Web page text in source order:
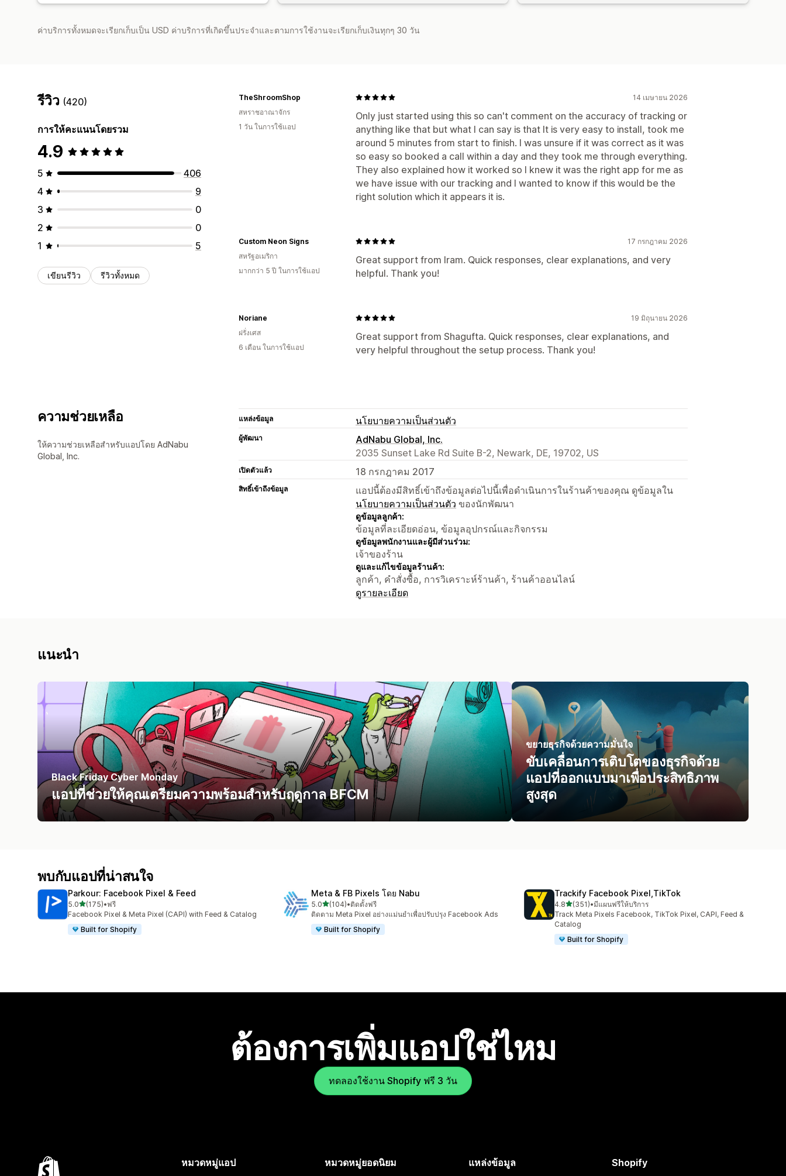
ค่าบริการทั้งหมดจะเรียกเก็บเป็น USD ค่าบริการที่เกิดขึ้นประจำและตามการใช้งานจะเรียกเก็บเงินทุกๆ 30 วัน
รีวิว (420)
การให้คะแนนโดยรวม
4.9
5
406
4
9
3
0
2
0
1
5
เขียนรีวิว รีวิวทั้งหมด
14 เมษายน 2026
Only just started using this so can't comment on the accuracy of tracking or
anything like that but what I can say is that It is very easy to install, took me
around 5 minutes from start to finish. I was unsure if it was correct as it was
so easy so booked a call within a day and they took me through everything.
They also explained how it worked so I knew it was the right app for me as
we have issue with our tracking and I wanted to know if this would be the
right solution which it appears it is.
TheShroomShop
สหราชอาณาจักร
1 วัน ในการใช้แอป
17 กรกฎาคม 2026
Great support from Iram. Quick responses, clear explanations, and very
helpful. Thank you!
Custom Neon Signs
สหรัฐอเมริกา
มากกว่า 5 ปี ในการใช้แอป
19 มิถุนายน 2026
Great support from Shagufta. Quick responses, clear explanations, and
very helpful throughout the setup process. Thank you!
Noriane
ฝรั่งเศส
6 เดือน ในการใช้แอป
ความช่วยเหลือ
ให้ความช่วยเหลือสำหรับแอปโดย AdNabu
Global, Inc.
แหล่งข้อมูล นโยบายความเป็นส่วนตัว
ผู้พัฒนา
AdNabu Global, Inc.
2035 Sunset Lake Rd Suite B-2, Newark, DE, 19702, US
เปิดตัวแล้ว 18 กรกฎาคม 2017
สิทธิ์เข้าถึงข้อมูล
แอปนี้ต้องมีสิทธิ์เข้าถึงข้อมูลต่อไปนี้เพื่อดำเนินการในร้านค้าของคุณ ดูข้อมูลใน
นโยบายความเป็นส่วนตัว ของนักพัฒนา
ดูข้อมูลลูกค้า:
ข้อมูลที่ละเอียดอ่อน, ข้อมูลอุปกรณ์และกิจกรรม
ดูข้อมูลพนักงานและผู้มีส่วนร่วม:
เจ้าของร้าน
ดูและแก้ไขข้อมูลร้านค้า:
ลูกค้า, คำสั่งซื้อ, การวิเคราะห์ร้านค้า, ร้านค้าออนไลน์
ดูรายละเอียด
แนะนำ
Black Friday Cyber Monday
แอปที่ช่วยให้คุณเตรียมความพร้อมสำหรับฤดูกาล BFCM
ขยายธุรกิจด้วยความมั่นใจ
ขับเคลื่อนการเติบโตของธุรกิจด้วย
แอปที่ออกแบบมาเพื่อประสิทธิภาพ
สูงสุด
พบกับแอปที่น่าสนใจ
Parkour: Facebook Pixel & Feed
5.0เต็ม 5 ดาว
(175)
ทั้งหมด 175 รีวิว
•ฟรี
Facebook Pixel & Meta Pixel (CAPI) with Feed & Catalog
Built for Shopify
Meta & FB Pixels โดย Nabu
5.0เต็ม 5 ดาว
(104)
ทั้งหมด 104 รีวิว
•ติดตั้งฟรี
ติดตาม Meta Pixel อย่างแม่นยำเพื่อปรับปรุง Facebook Ads
Built for Shopify
Trackify Facebook Pixel,TikTok
4.8เต็ม 5 ดาว
(351)
ทั้งหมด 351 รีวิว
•มีแผนฟรีให้บริการ
Track Meta Pixels Facebook, TikTok Pixel, CAPI, Feed &
Catalog
Built for Shopify
ต้องการเพิ่มแอปใช่ไหม
ทดลองใช้งาน Shopify ฟรี 3 วัน
หมวดหมู่แอป หมวดหมู่ยอดนิยม แหล่งข้อมูล Shopify